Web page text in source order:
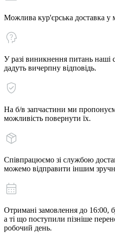
Можлива кур'єрська доставка у
У разі виникнення питань наші
дадуть вичерпну відповідь.
На б/в запчастини ми
можливість повернути їх.
Співпрацюємо зі службою
можемо відправити іншим
Отримані замовлення до 16:00,
а ті що поступили пізніше
робочий день.